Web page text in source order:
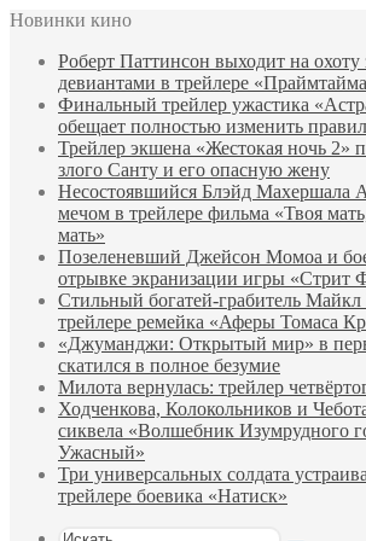
Новинки кино
Роберт Паттинсон выходит на охоту
девиантами в трейлере
Финальный трейлер ужастика
обещает полностью изменить
Трейлер экшена «Жестокая ночь 2»
злого Санту и его опасную жену
Несостоявшийся Блэйд Махершала
мечом в трейлере фильма «Твоя
мать»
Позеленевший Джейсон Момоа и
отрывке экранизации игры «Стрит
Стильный богатей-грабитель
трейлере ремейка «Аферы Томаса
«Джуманджи: Открытый мир» в
скатился в полное безумие
Милота вернулась: трейлер
Ходченкова, Колокольников и
сиквела «Волшебник Изумрудного
Ужасный»
Три универсальных солдата
трейлере боевика «Натиск»